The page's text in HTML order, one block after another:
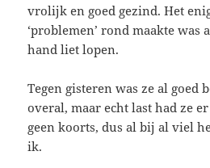
vrolijk en goed gezind. Het
‘problemen’ rond maakte was
hand liet lopen.
Tegen gisteren was ze al goed
overal, maar echt last had ze
geen koorts, dus al bij al viel
ik.